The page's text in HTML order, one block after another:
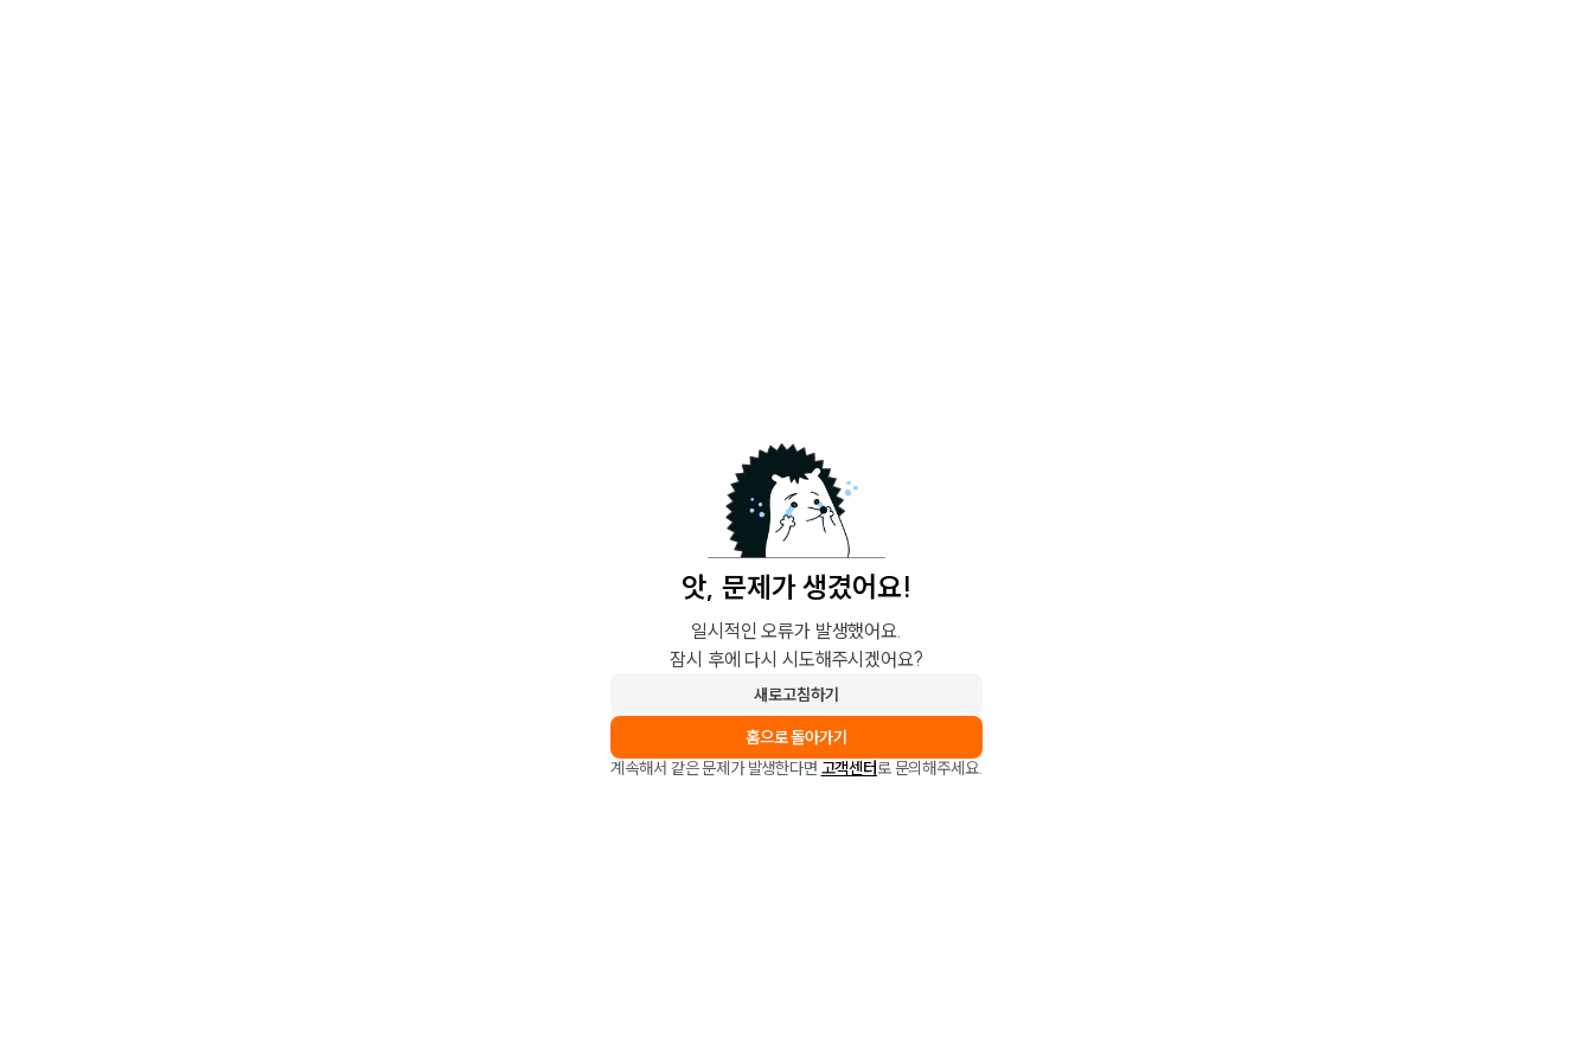
앗, 문제가 생겼어요!
일시적인 오류가 발생했어요.
잠시 후에 다시 시도해주시겠어요?
새로고침하기
홈으로 돌아가기
계속해서 같은 문제가 발생한다면 고객센터로 문의해주세요.